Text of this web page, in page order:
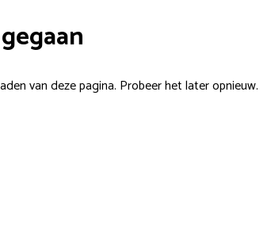
van deze pagina. Probeer het later opnieuw.